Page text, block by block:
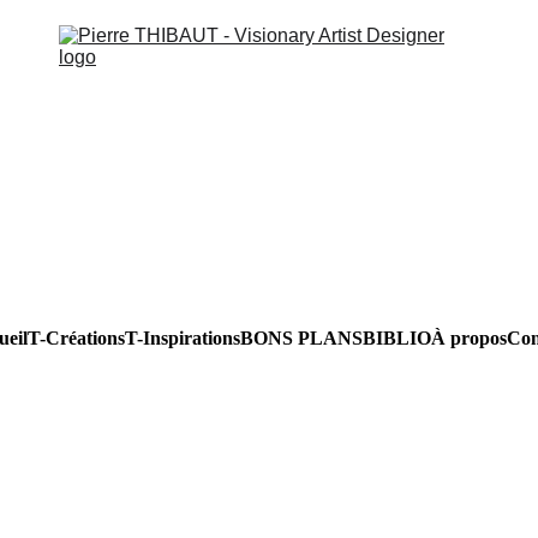
T-CréationsT-InspirationsBONS PLANSBIBLIOÀ propos